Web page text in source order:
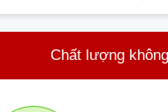
Chất lượng